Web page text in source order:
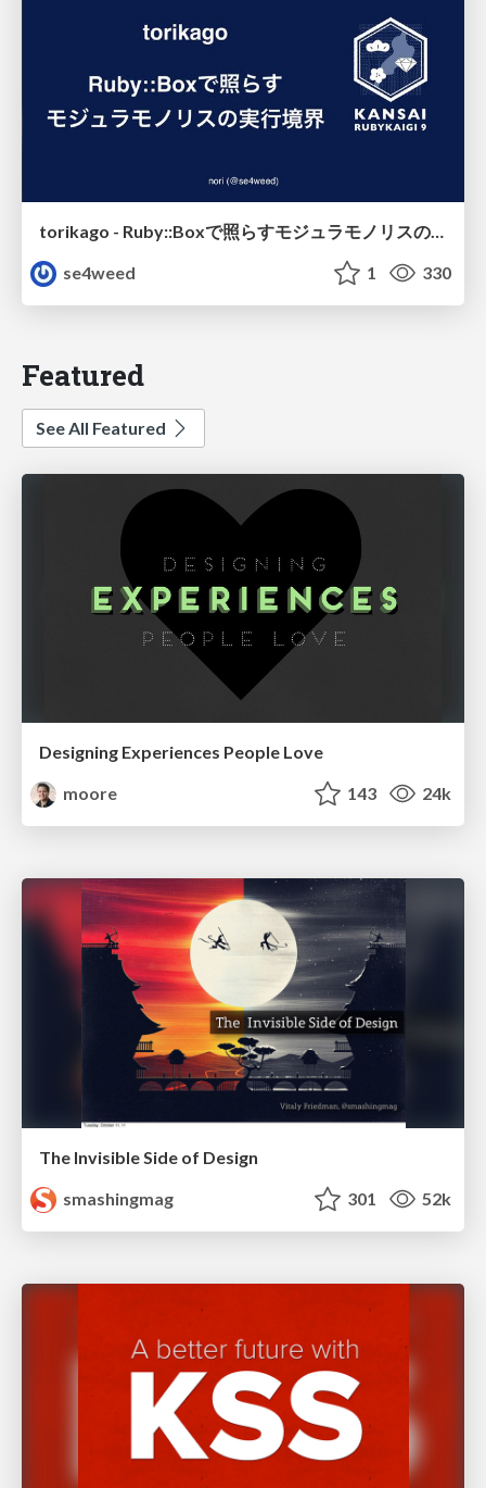
torikago - Ruby::Boxで照らすモジュラモノリスの実行境界
se4weed
1 330
Featured
See All Featured
Designing Experiences People Love
moore
143 24k
The Invisible Side of Design
smashingmag
301 52k